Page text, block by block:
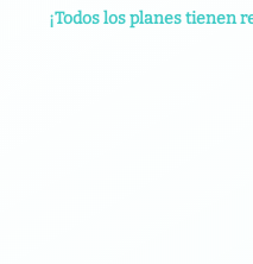
¡Todos los planes tienen